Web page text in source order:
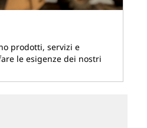
prodotti, servizi e
le esigenze dei nostri